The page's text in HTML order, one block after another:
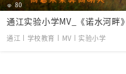
80
通江实验小学MV_《诺水河畔》
通江丨学校教育丨MV丨实验小学